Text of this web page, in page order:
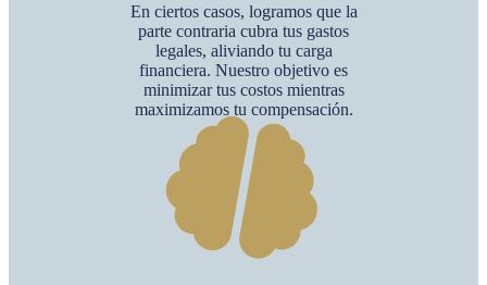
En ciertos casos, logramos que la
parte contraria cubra tus gastos
legales, aliviando tu carga
financiera. Nuestro objetivo es
minimizar tus costos mientras
maximizamos tu compensación.